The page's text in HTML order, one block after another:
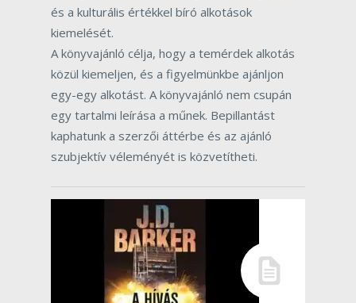
és a kulturális értékkel bíró alkotások
kiemelését.
A könyvajánló célja, hogy a temérdek alkotás
közül kiemeljen, és a figyelmünkbe ajánljon
egy-egy alkotást. A könyvajánló nem csupán
egy tartalmi leírása a műnek. Bepillantást
kaphatunk a szerzői áttérbe és az ajánló
szubjektív véleményét is közvetítheti.